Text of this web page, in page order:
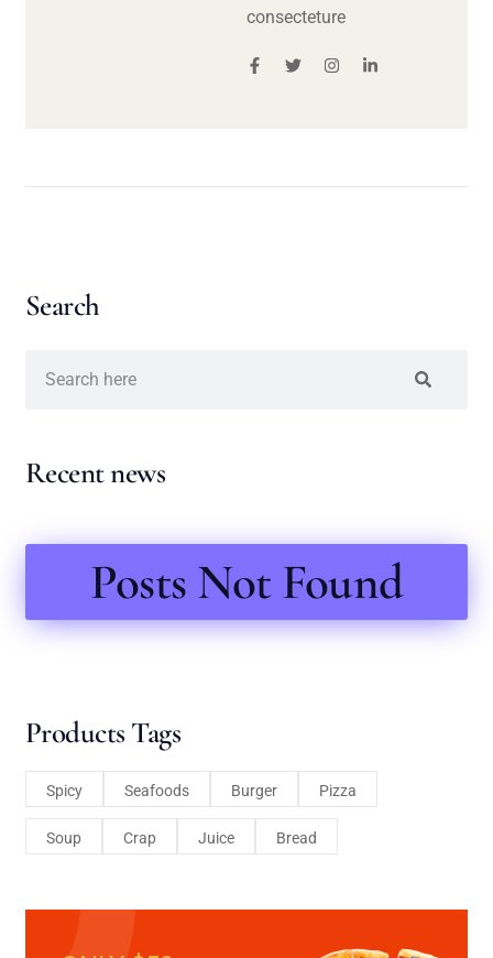
consecteture
Search
Recent news
Posts Not Found
Products Tags
Spicy Seafoods Burger Pizza
Soup Crap Juice Bread